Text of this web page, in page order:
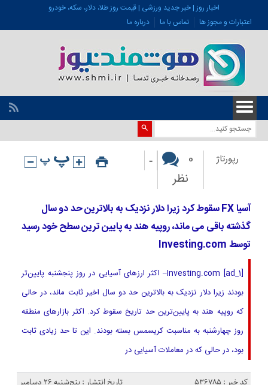
اخبار روز | خبر جدید ورزشی | قیمت روز طلا، دلار، سکه، خودرو
اعتبارات و مجوز ها
تماس با ما درباره ما
رپورتاژ
0
نظر
-
آسیا FX سقوط کرد زیرا دلار نزدیک به بالاترین حد دو سال
گذشته باقی می ماند، روپیه هند به پایین ترین سطح خود رسید
توسط Investing.com
[ad_1] Investing.com– اکثر ارزهای آسیایی در روز پنجشنبه پایین‌تر
بودند زیرا دلار نزدیک به بالاترین حد دو سال اخیر ثابت ماند، در حالی
که روپیه هند به پایین‌ترین حد تاریخ سقوط کرد. اکثر بازارهای منطقه
روز چهارشنبه به مناسبت کریسمس بسته بودند. این تا حد زیادی ثابت
بود، در حالی که در معاملات آسیایی در